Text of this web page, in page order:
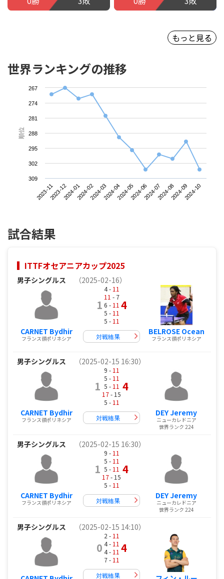
もっと見る
世界ランキングの推移
順位
2023-112023-122024-012024-022024-032024-042024-052024-062024-072024-082024-092024-10
267
274
281
288
295
302
309
試合結果
ITTFオセアニアカップ2025
男子シングルス （2025-02-16）
CARNET Bydhir
フランス領ポリネシア
1
4 - 11
11 - 7
6 - 11
5 - 11
5 - 11
4
対戦結果
BELROSE Ocean
フランス領ポリネシア
男子シングルス （2025-02-15 16:30）
CARNET Bydhir
フランス領ポリネシア
1
9 - 11
5 - 11
5 - 11
17- 15
5 - 11
4
対戦結果
DEY Jeremy
ニューカレドニア
世界ランク 224
男子シングルス （2025-02-15 16:30）
CARNET Bydhir
フランス領ポリネシア
1
9 - 11
5 - 11
5 - 11
17- 15
5 - 11
4
対戦結果
DEY Jeremy
ニューカレドニア
世界ランク 224
男子シングルス （2025-02-15 14:10）
0
2 - 11
4 - 11
4 - 11
7 - 11
4
対戦結果